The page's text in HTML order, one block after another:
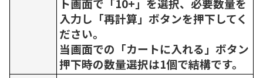
ト画面で「10+」を選択、必要数量を
入力し「再計算」ボタンを押下してく
ださい。
当画面での「カートに入れる」ボタン
押下時の数量選択は1個で結構です。